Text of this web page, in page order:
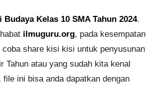
Kelas 10 SMA Tahun 2024.
ilmuguru.org, pada kesempatan
share kisi kisi untuk penyusunan
Tahun atau yang sudah kita kenal
file ini bisa anda dapatkan dengan